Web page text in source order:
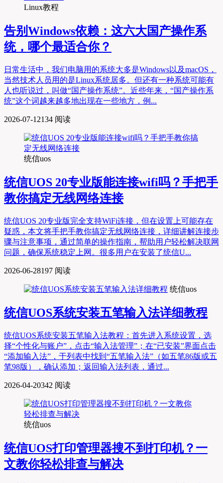
Linux教程
告别Windows依赖：这六大国产操作系
统，哪个最适合你？
日常生活中，我们电脑用的系统大多是Windows以及macOS，
当然技术人员用的是Linux系统居多。但还有一种系统可能有
人也听说过，叫做“国产操作系统”。近些年来，“国产操作系
统”这个词越来越多地出现在一些地方，例...
2026-07-12134 阅读
统信uos
统信UOS 20专业版能连接wifi吗？手把手
教你搞定无线网络连接
统信UOS 20专业版完全支持WiFi连接，但在设置上可能存在
疑惑，本文将手把手教你搞定无线网络连接，详细讲解连接步
骤与注意事项，通过简单的操作指南，帮助用户轻松解决联网
问题，确保系统稳定上网。很多用户在安装了统信U...
2026-06-28197 阅读
统信uos
统信UOS系统安装五笔输入法详细教程
统信UOS系统安装五笔输入法教程：首先进入系统设置，选
择“个性化与账户”，点击“输入法管理”；在“已安装”界面点击
“添加输入法”，于列表中找到“五笔输入法”（如五笔86版或五
笔98版），确认添加；返回输入法列表，通过...
2026-04-20342 阅读
统信uos
统信UOS打印管理器搜不到打印机？一
文教你轻松排查与解决